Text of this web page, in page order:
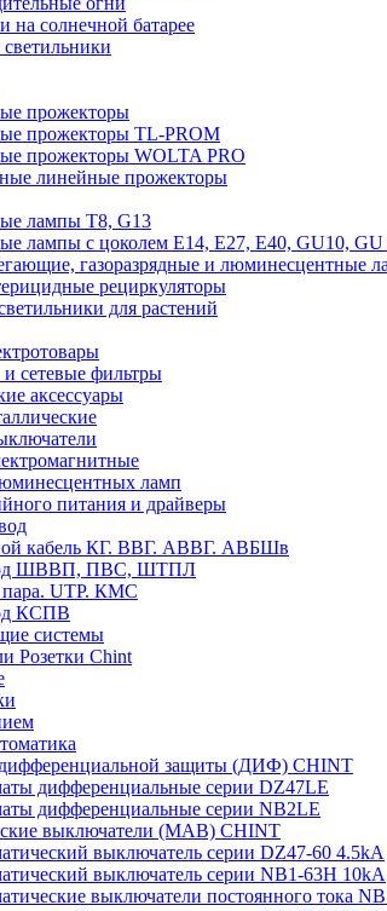
на солнечной батарее
прожекторы
прожекторы TL-PROM
прожекторы WOLTA PRO
линейные прожекторы
лампы Т8, G13
лампы с цоколем Е14, Е27, E40, GU10, GU
газоразрядные и люминесцентные
рециркуляторы
для растений
сетевые фильтры
аксессуары
ламп
питания и драйверы
кабель КГ. ВВГ. АВВГ. АВБШв
ШВВП, ПВС, ШТПЛ
пара. UTP. КМС
КСПВ
системы
Розетки Chint
дифференциальной защиты (ДИФ) CHINT
дифференциальные серии DZ47LE
дифференциальные серии NB2LE
выключатели (МАВ) CHINT
выключатель серии DZ47-60 4.5kA
выключатель серии NB1-63H 10kA
выключатели постоянного тока